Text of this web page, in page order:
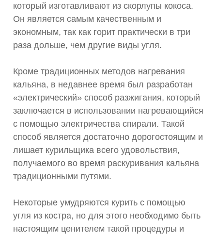
который изготавливают из скорлупы кокоса.
Он является самым качественным и
экономным, так как горит практически в три
раза дольше, чем другие виды угля.
Кроме традиционных методов нагревания
кальяна, в недавнее время был разработан
«электрический» способ разжигания, который
заключается в использовании нагревающийся
с помощью электричества спирали. Такой
способ является достаточно дорогостоящим и
лишает курильщика всего удовольствия,
получаемого во время раскуривания кальяна
традиционными путями.
Некоторые умудряются курить с помощью
угля из костра, но для этого необходимо быть
настоящим ценителем такой процедуры и